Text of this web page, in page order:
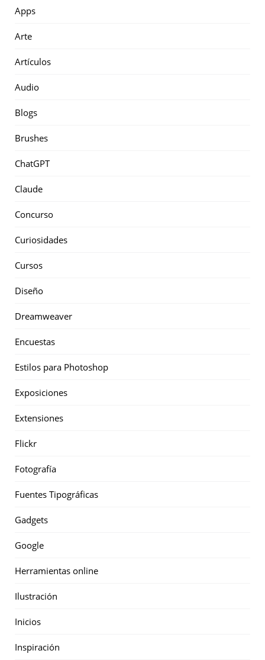
Apps
Arte
Artículos
Audio
Blogs
Brushes
ChatGPT
Claude
Concurso
Curiosidades
Cursos
Diseño
Dreamweaver
Encuestas
Estilos para Photoshop
Exposiciones
Extensiones
Flickr
Fotografía
Fuentes Tipográficas
Gadgets
Google
Herramientas online
Ilustración
Inicios
Inspiración